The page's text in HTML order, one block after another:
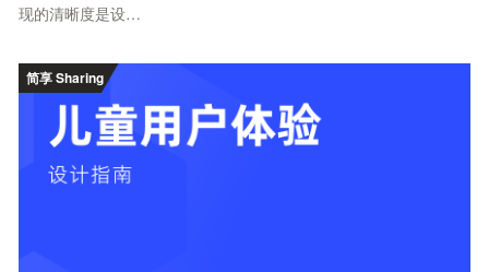
现的清晰度是设…
简享 Sharing